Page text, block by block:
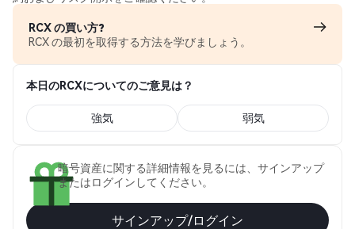
RCX の買い方?
RCX の最初を取得する方法を学びましょう。
本日のRCXについてのご意見は？
強気 弱気
暗号資産に関する詳細情報を見るには、サインアップ
またはログインしてください。
サインアップ/ログイン